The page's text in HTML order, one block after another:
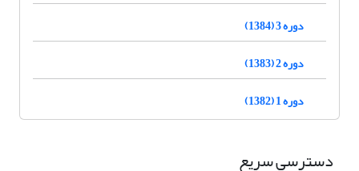
دوره 3 (1384)
دوره 2 (1383)
دوره 1 (1382)
دسترسی سریع